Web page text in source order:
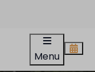
Menu